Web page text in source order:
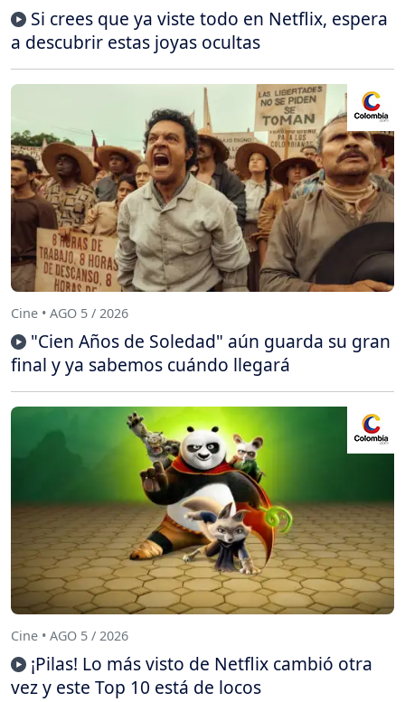
Si crees que ya viste todo en Netflix, espera
a descubrir estas joyas ocultas
Cine • AGO 5 / 2026
"Cien Años de Soledad" aún guarda su gran
final y ya sabemos cuándo llegará
Cine • AGO 5 / 2026
¡Pilas! Lo más visto de Netflix cambió otra
vez y este Top 10 está de locos